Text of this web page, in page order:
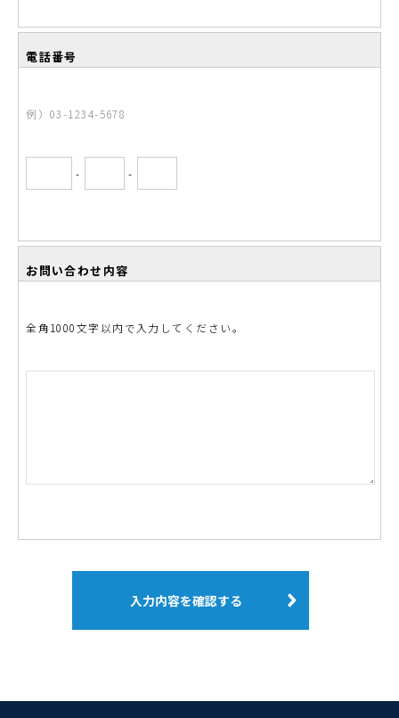
電話番号
例）03-1234-5678
- -
お問い合わせ内容
全角1000文字以内で入力してください。